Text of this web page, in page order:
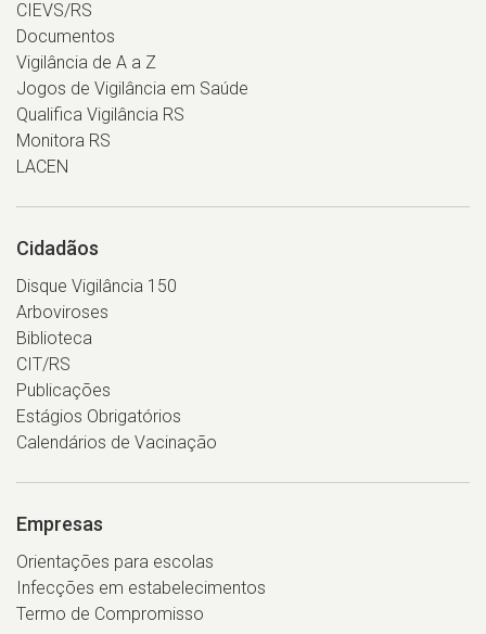
CIEVS/RS
Documentos
Vigilância de A a Z
Jogos de Vigilância em Saúde
Qualifica Vigilância RS
Monitora RS
LACEN
Cidadãos
Disque Vigilância 150
Arboviroses
Biblioteca
CIT/RS
Publicações
Estágios Obrigatórios
Calendários de Vacinação
Empresas
Orientações para escolas
Infecções em estabelecimentos
Termo de Compromisso